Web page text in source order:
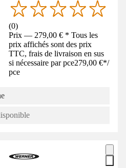
(0)
Prix — 279,00 € * Tous les
prix affichés sont des prix
TTC, frais de livraison en sus
si nécessaire par pce279,00 €*/
pce